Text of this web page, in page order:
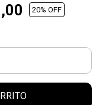
20% OFF